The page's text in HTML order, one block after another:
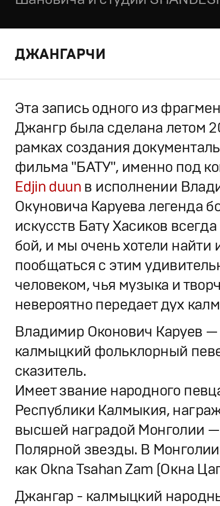
ДЖАНГАРЧИ
Эта запись одного из
Джангр была сделана летом
рамках создания
фильма "БАТУ", именно под
Edjin duun в исполнении
Окуновича Каруева легенда
искусств Бату Хасиков
бой, и мы очень хотели найти
пообщаться с этим
человеком, чья музыка и
невероятно передает дух
Владимир Оконович Каруев
калмыцкий фольклорный
сказитель.
Имеет звание народного
Республики Калмыкия,
высшей наградой Монголии
Полярной звезды. В
как Okna Tsahan Zam (Окна
Джангар - калмыцкий